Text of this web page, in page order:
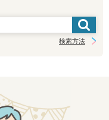
検索方法